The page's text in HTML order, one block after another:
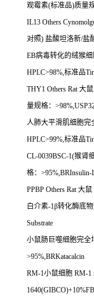
观霉素(标准品)质量
IL13 Others
对照) 盐酸坦洛新/盐
EB病毒转化的绒猴
HPLC>98%,标准品
THY1 Others Rat大鼠
量规格：
人肺大平滑肌细胞完
HPLC>99%,标准品
CL-0039BSC-1(猴肾
格： >95%,BRInsulin-
PPBP Others Rat大鼠
白介素-1β转化酶底物
Substrate
小鼠肠巨噬细胞完全
>95%,BRKatacalcin
RM-1小鼠细胞 RM-1